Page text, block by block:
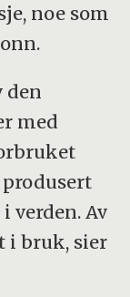
noe som
den
med
verden. Av
i bruk, sier